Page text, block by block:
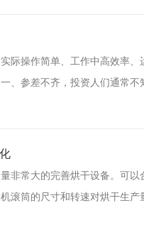
操作简单、工作中高效率
、参差不齐，投资人们通常
常大的完善烘干设备。可
滚筒的尺寸和转速对烘干生产